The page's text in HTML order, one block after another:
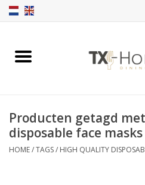
Home
Catalogi
Producten getagd
disposable face masks
HOME/TAGS/ HIGH QUALITY